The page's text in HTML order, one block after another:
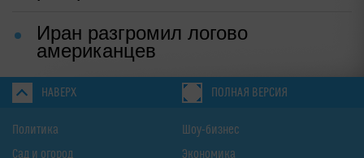
Иран разгромил логово
американцев
НАВЕРХ ПОЛНАЯ ВЕРСИЯ
Политика
Сад и огород
Шоу-бизнес
Экономика